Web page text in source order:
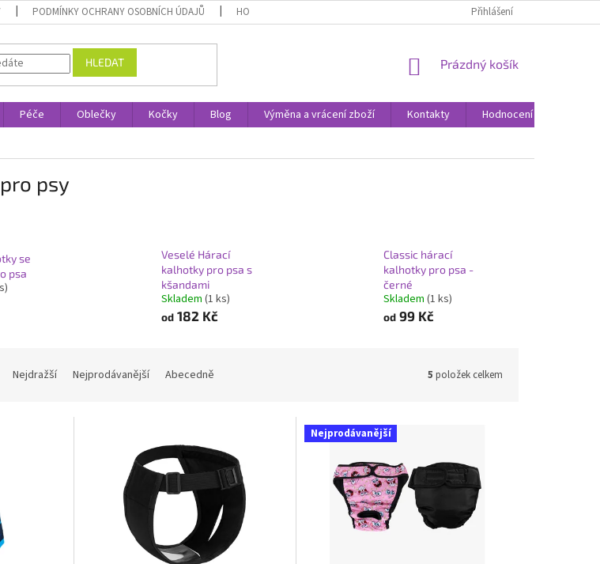
PODMÍNKY OCHRANY OSOBNÍCH ÚDAJŮ HODNOCENÍ OBCHODU VÝMĚNA A VRÁCENÍ ZBOŽÍPřihlášení
HLEDAT
NÁKUPNÍ
Prázdný košík
Péče Oblečky Kočky Blog Výměna a vrácení zboží Kontakty
Hodnocení obchodu
psy
se
psa
Veselé Hárací
kalhotky pro psa s
kšandami
Skladem (1 ks)
od182 Kč
Classic hárací
kalhotky pro psa -
černé
Skladem (1 ks)
od99 Kč
Nejdražší Nejprodávanější Abecedně 5 položek celkem
Nejprodávanější